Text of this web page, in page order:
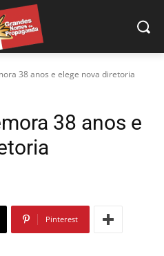
38 anos e elege nova diretoria
38 anos e
Pinterest